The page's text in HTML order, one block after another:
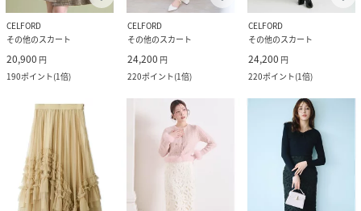
CELFORD
その他のスカート
20,900 円
190ポイント(1倍)
CELFORD
その他のスカート
24,200 円
220ポイント(1倍)
CELFORD
その他のスカート
24,200 円
220ポイント(1倍)